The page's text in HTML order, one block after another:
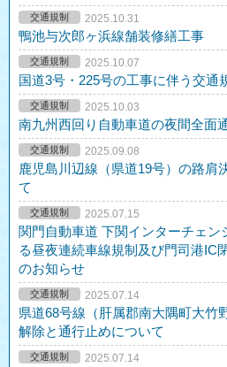
交通規制 2025.10.31
鴨池与次郎ヶ浜線舗装修繕工事
交通規制 2025.10.07
国道3号・225号の工事に伴う交通
交通規制 2025.10.03
南九州西回り自動車道の夜間全面
交通規制 2025.09.08
鹿児島川辺線（県道19号）の路肩
て
交通規制 2025.07.15
関門自動車道 下関インターチェン
る昼夜連続車線規制及び門司港IC
のお知らせ
交通規制 2025.07.14
県道68号線（肝属郡南大隅町大竹
解除と通行止めについて
交通規制 2025.07.14